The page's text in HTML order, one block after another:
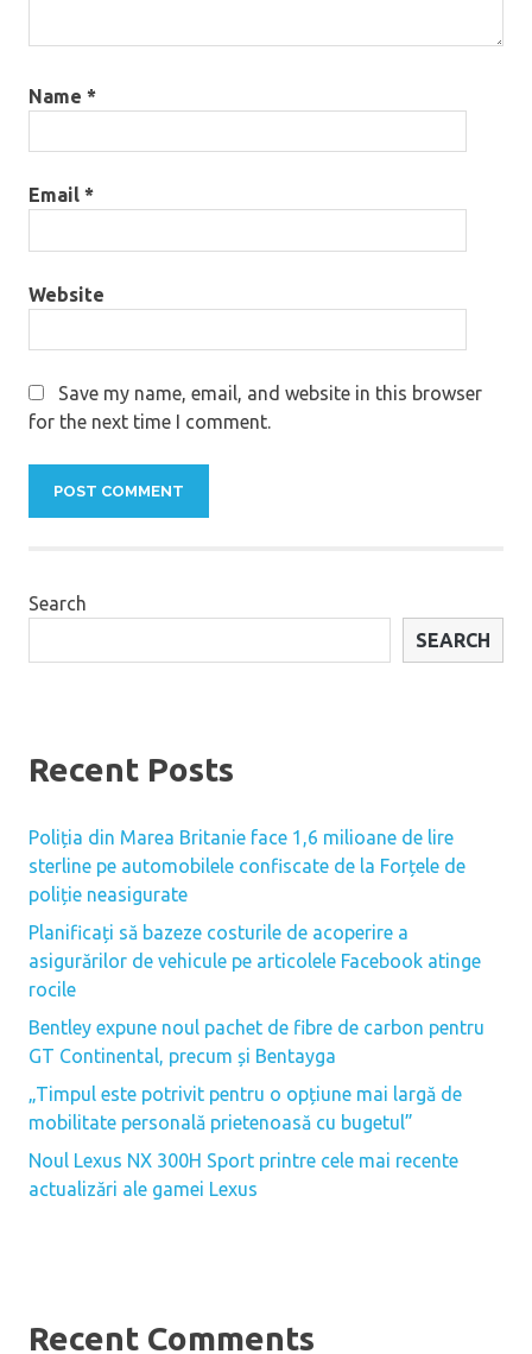
Name *
Email *
Website
Save my name, email, and website in this browser
for the next time I comment.
Search
SEARCH
Recent Posts
Poliția din Marea Britanie face 1,6 milioane de lire
sterline pe automobilele confiscate de la Forțele de
poliție neasigurate
Planificați să bazeze costurile de acoperire a
asigurărilor de vehicule pe articolele Facebook atinge
rocile
Bentley expune noul pachet de fibre de carbon pentru
GT Continental, precum și Bentayga
„Timpul este potrivit pentru o opțiune mai largă de
mobilitate personală prietenoasă cu bugetul”
Noul Lexus NX 300H Sport printre cele mai recente
actualizări ale gamei Lexus
Recent Comments